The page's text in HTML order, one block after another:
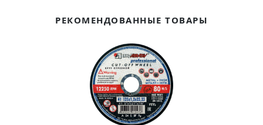
ЖелобРЕКОМЕНДОВАННЫЕ ТОВАРЫ